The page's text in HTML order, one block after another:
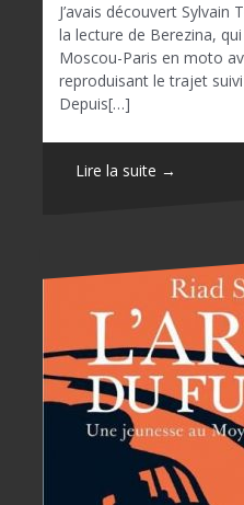
J’avais découvert
la lecture de Berezina,
Moscou-Paris en moto
reproduisant le trajet
Depuis[…]
Lire la suite →